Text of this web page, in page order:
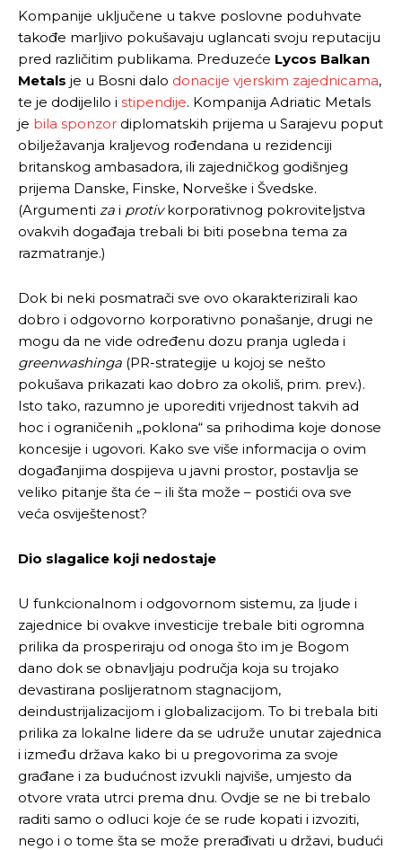
Kompanije uključene u takve poslovne poduhvate
takođe marljivo pokušavaju uglancati svoju reputaciju
pred različitim publikama. Preduzeće Lycos Balkan
Metals je u Bosni dalo donacije vjerskim zajednicama,
te je dodijelilo i stipendije. Kompanija Adriatic Metals
je bila sponzor diplomatskih prijema u Sarajevu poput
obilježavanja kraljevog rođendana u rezidenciji
britanskog ambasadora, ili zajedničkog godišnjeg
prijema Danske, Finske, Norveške i Švedske.
(Argumenti za i protivkorporativnog pokroviteljstva
ovakvih događaja trebali bi biti posebna tema za
razmatranje.)
Dok bi neki posmatrači sve ovo okarakterizirali kao
dobro i odgovorno korporativno ponašanje, drugi ne
mogu da ne vide određenu dozu pranja ugleda i
greenwashinga (PR-strategije u kojoj se nešto
pokušava prikazati kao dobro za okoliš, prim. prev.).
Isto tako, razumno je uporediti vrijednost takvih ad
hoc i ograničenih „poklona“ sa prihodima koje donose
koncesije i ugovori. Kako sve više informacija o ovim
događanjima dospijeva u javni prostor, postavlja se
veliko pitanje šta će – ili šta može – postići ova sve
veća osviještenost?
Dio slagalice koji nedostaje
U funkcionalnom i odgovornom sistemu, za ljude i
zajednice bi ovakve investicije trebale biti ogromna
prilika da prosperiraju od onoga što im je Bogom
dano dok se obnavljaju područja koja su trojako
devastirana poslijeratnom stagnacijom,
deindustrijalizacijom i globalizacijom. To bi trebala biti
prilika za lokalne lidere da se udruže unutar zajednica
i između država kako bi u pregovorima za svoje
građane i za budućnost izvukli najviše, umjesto da
otvore vrata utrci prema dnu. Ovdje se ne bi trebalo
raditi samo o odluci koje će se rude kopati i izvoziti,
nego i o tome šta se može prerađivati u državi, budući